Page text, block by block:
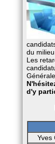
du
Les
Générale.
d'y
Yves